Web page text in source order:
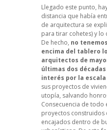
Llegado este punto,
distancia que había
de arquitectura se
para tirar cohetes) y lo
De hecho, no
encima del tablero
arquitectos de
últimas dos
interés por la
sus proyectos de
utopía, salvando
Consecuencia de todo
proyectos construidos
encajados dentro de